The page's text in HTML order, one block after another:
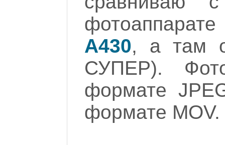
A430, а там
СУПЕР).
формате
формате MOV.